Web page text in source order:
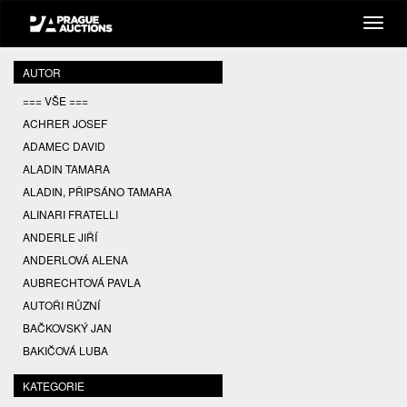
AUTOR
=== VŠE ===
ACHRER JOSEF
ADAMEC DAVID
ALADIN TAMARA
ALADIN, PŘIPSÁNO TAMARA
ALINARI FRATELLI
ANDERLE JIŘÍ
ANDERLOVÁ ALENA
AUBRECHTOVÁ PAVLA
AUTOŘI RŮZNÍ
BAČKOVSKÝ JAN
BAKIČOVÁ LUBA
BALCAR JIŘÍ
BALCAR KAREL
KATEGORIE